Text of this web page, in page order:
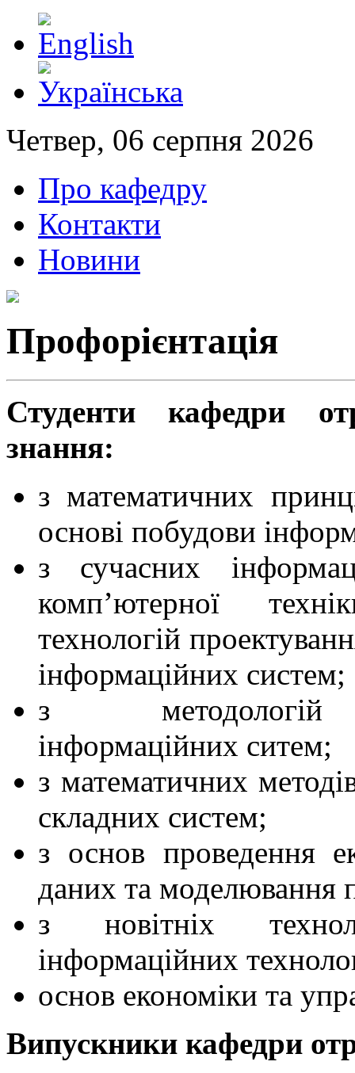
Четвер, 06 серпня 2026
Про кафедру
Контакти
Новини
Профорієнтація
Студенти кафедри
знання:
з математичних
основі побудови
з сучасних
комп’ютерної
технологій
інформаційних систем;
з методологій
інформаційних ситем;
з математичних
складних систем;
з основ проведення
даних та моделювання
з новітніх
інформаційних
основ економіки та
Випускники кафедри